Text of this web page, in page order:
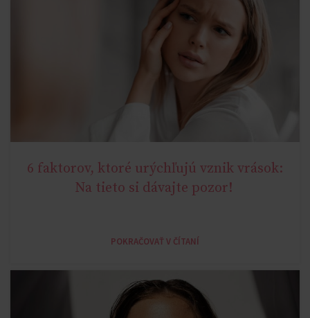
AGE MIRACLE
6 faktorov, ktoré urýchľujú vznik vrások:
Na tieto si dávajte pozor!
POKRAČOVAŤ V ČÍTANÍ